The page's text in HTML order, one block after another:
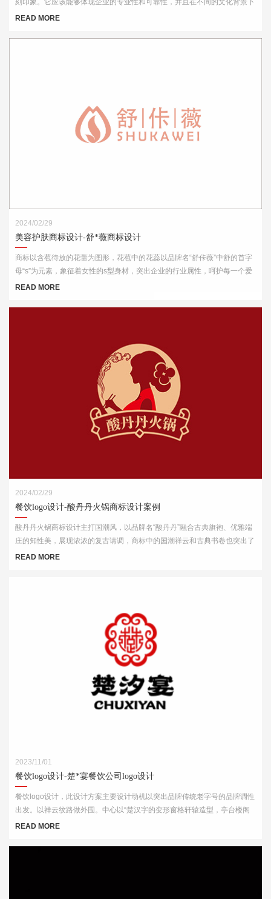
都能够被理解和接受。此外，Logo的设计还需考虑到其在各种媒介上的应
READ MORE
2024/02/29
美容护肤商标设计-舒*薇商标设计
商标以含苞待放的花蕾为图形，花苞中的花蕊以品牌名“舒佧薇”中舒的首字
母“s”为元素，象征着女性的s型身材，突出企业的行业属性，呵护每一个爱
美的你。
READ MORE
2024/02/29
餐饮logo设计-酸丹丹火锅商标设计案例
酸丹丹火锅商标设计主打国潮风，以品牌名“酸丹丹”融合古典旗袍、优雅端
庄的知性美，展现浓浓的复古请调，商标中的国潮祥云和古典书卷也突出了
中式元素，“祥云”又代表了吉祥，喜庆，幸福，更有人间烟火的气息，象征
READ MORE
2023/11/01
餐饮logo设计-楚*宴餐饮公司logo设计
餐饮logo设计，此设计方案主要设计动机以突出品牌传统老字号的品牌调性
出发。以祥云纹路做外围。中心以“楚汉字的变形窗格轩辕造型，亭台楼阁
酒肆的视觉印象，链接企业的行业特征
READ MORE